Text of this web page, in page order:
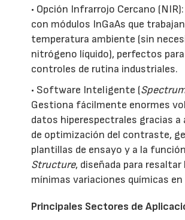
• Opción Infrarrojo Cercano
con módulos InGaAs que
temperatura ambiente (sin
nitrógeno líquido), perfectos
controles de rutina industriales.
• Software Inteligente (
Gestiona fácilmente enormes
datos hiperespectrales gracias
de optimización del contraste,
plantillas de ensayo y a la función
Structure, diseñada para resaltar
mínimas variaciones químicas
Principales Sectores de